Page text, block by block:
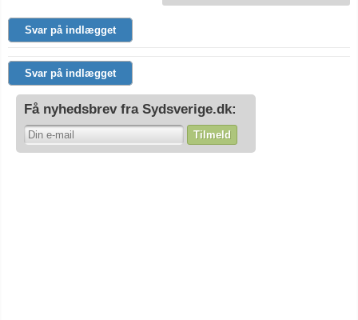
Svar på indlægget
Svar på indlægget
Få nyhedsbrev fra Sydsverige.dk:
Tilmeld